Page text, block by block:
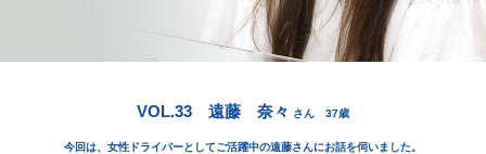
VOL.33 遠藤 奈々 さん 37歳
今回は、女性ドライバーとしてご活躍中の遠藤さんにお話を伺いました。